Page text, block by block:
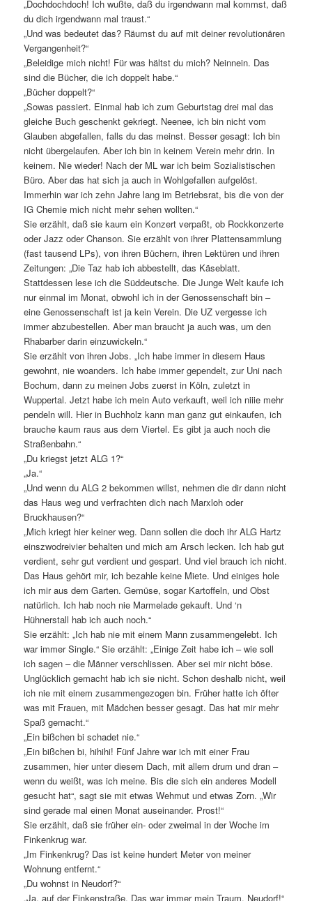
„Dochdochdoch! Ich wußte, daß du irgendwann mal kommst, daß
du dich irgendwann mal traust.“
„Und was bedeutet das? Räumst du auf mit deiner revolutionären
Vergangenheit?“
„Beleidige mich nicht! Für was hältst du mich? Neinnein. Das
sind die Bücher, die ich doppelt habe.“
„Bücher doppelt?“
„Sowas passiert. Einmal hab ich zum Geburtstag drei mal das
gleiche Buch geschenkt gekriegt. Neenee, ich bin nicht vom
Glauben abgefallen, falls du das meinst. Besser gesagt: Ich bin
nicht übergelaufen. Aber ich bin in keinem Verein mehr drin. In
keinem. Nie wieder! Nach der ML war ich beim Sozialistischen
Büro. Aber das hat sich ja auch in Wohlgefallen aufgelöst.
Immerhin war ich zehn Jahre lang im Betriebsrat, bis die von der
IG Chemie mich nicht mehr sehen wollten.“
Sie erzählt, daß sie kaum ein Konzert verpaßt, ob Rockkonzerte
oder Jazz oder Chanson. Sie erzählt von ihrer Plattensammlung
(fast tausend LPs), von ihren Büchern, ihren Lektüren und ihren
Zeitungen: „Die Taz hab ich abbestellt, das Käseblatt.
Stattdessen lese ich die Süddeutsche. Die Junge Welt kaufe ich
nur einmal im Monat, obwohl ich in der Genossenschaft bin –
eine Genossenschaft ist ja kein Verein. Die UZ vergesse ich
immer abzubestellen. Aber man braucht ja auch was, um den
Rhabarber darin einzuwickeln.“
Sie erzählt von ihren Jobs. „Ich habe immer in diesem Haus
gewohnt, nie woanders. Ich habe immer gependelt, zur Uni nach
Bochum, dann zu meinen Jobs zuerst in Köln, zuletzt in
Wuppertal. Jetzt habe ich mein Auto verkauft, weil ich niiie mehr
pendeln will. Hier in Buchholz kann man ganz gut einkaufen, ich
brauche kaum raus aus dem Viertel. Es gibt ja auch noch die
Straßenbahn.“
„Du kriegst jetzt ALG 1?“
„Ja.“
„Und wenn du ALG 2 bekommen willst, nehmen die dir dann nicht
das Haus weg und verfrachten dich nach Marxloh oder
Bruckhausen?“
„Mich kriegt hier keiner weg. Dann sollen die doch ihr ALG Hartz
einszwodreivier behalten und mich am Arsch lecken. Ich hab gut
verdient, sehr gut verdient und gespart. Und viel brauch ich nicht.
Das Haus gehört mir, ich bezahle keine Miete. Und einiges hole
ich mir aus dem Garten. Gemüse, sogar Kartoffeln, und Obst
natürlich. Ich hab noch nie Marmelade gekauft. Und ‘n
Hühnerstall hab ich auch noch.“
Sie erzählt: „Ich hab nie mit einem Mann zusammengelebt. Ich
war immer Single.“ Sie erzählt: „Einige Zeit habe ich – wie soll
ich sagen – die Männer verschlissen. Aber sei mir nicht böse.
Unglücklich gemacht hab ich sie nicht. Schon deshalb nicht, weil
ich nie mit einem zusammengezogen bin. Früher hatte ich öfter
was mit Frauen, mit Mädchen besser gesagt. Das hat mir mehr
Spaß gemacht.“
„Ein bißchen bi schadet nie.“
„Ein bißchen bi, hihihi! Fünf Jahre war ich mit einer Frau
zusammen, hier unter diesem Dach, mit allem drum und dran –
wenn du weißt, was ich meine. Bis die sich ein anderes Modell
gesucht hat“, sagt sie mit etwas Wehmut und etwas Zorn. „Wir
sind gerade mal einen Monat auseinander. Prost!“
Sie erzählt, daß sie früher ein- oder zweimal in der Woche im
Finkenkrug war.
„Im Finkenkrug? Das ist keine hundert Meter von meiner
Wohnung entfernt.“
„Du wohnst in Neudorf?“
„Ja, auf der Finkenstraße. Das war immer mein Traum. Neudorf!“